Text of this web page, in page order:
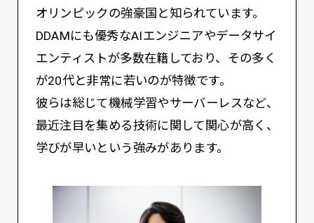
オリンピックの強豪国と知られています。
DDAMにも優秀なAIエンジニアやデータサイ
エンティストが多数在籍しており、その多く
が20代と非常に若いのが特徴です。
彼らは総じて機械学習やサーバーレスなど、
最近注目を集める技術に関して関心が高く、
学びが早いという強みがあります。